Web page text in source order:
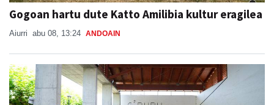
Gogoan hartu dute Katto Amilibia kultur eragilea
Aiurri abu 08, 13:24 ANDOAIN